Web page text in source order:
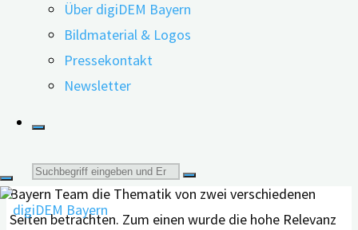
Über digiDEM Bayern
Bildmaterial & Logos
Pressekontakt
Newsletter
Suche
nach:
Forscher*innen damit, ob ehrenamtliche Tätigkeit
eine positive Auswirkung auf die kognitiven
Fähigkeiten der Ehrenamtlichen hat.
Im Webinar „Ehrenamt und Demenz“ hat das digiDEM
Bayern Team die Thematik von zwei verschiedenen
Seiten betrachten. Zum einen wurde die hohe Relevanz